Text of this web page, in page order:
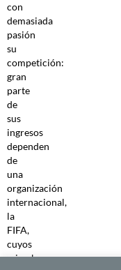
con
demasiada
pasión
su
competición:
gran
parte
de
sus
ingresos
dependen
de
una
organización
internacional,
la
FIFA,
cuyos
miembros